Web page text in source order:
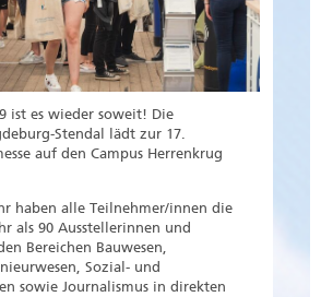
ist es wieder soweit! Die
Stendal lädt zur 17.
auf den Campus Herrenkrug
haben alle Teilnehmer/innen die
als 90 Ausstellerinnen und
Bereichen Bauwesen,
Sozial- und
sowie Journalismus in direkten